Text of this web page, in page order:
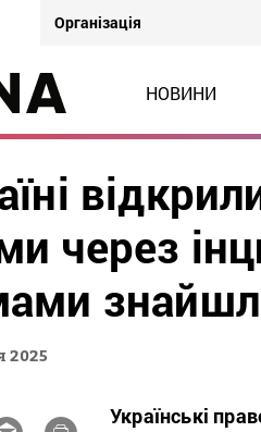
Організація
НОВИНИ
через
2025
Українські